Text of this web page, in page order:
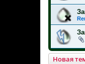
Новая